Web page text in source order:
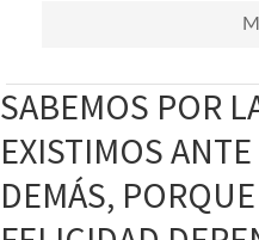
SABEMOS POR
EXISTIMOS
DEMÁS,